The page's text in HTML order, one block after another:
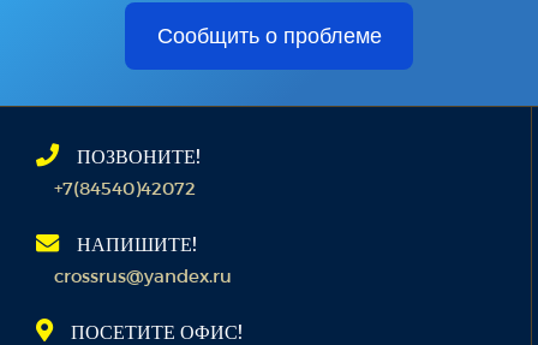
Сообщить о проблеме
ПОЗВОНИТЕ!
+7(84540)42072
НАПИШИТЕ!
crossrus@yandex.ru
ПОСЕТИТЕ ОФИС!